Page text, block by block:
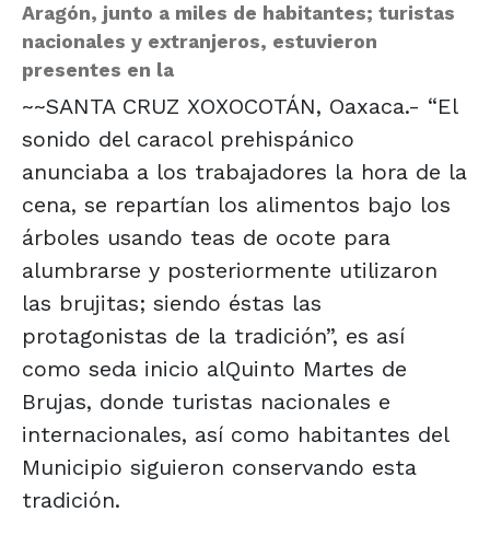
Aragón, junto a miles de habitantes; turistas
nacionales y extranjeros, estuvieron
presentes en la
~~SANTA CRUZ XOXOCOTÁN, Oaxaca.- “El
sonido del caracol prehispánico
anunciaba a los trabajadores la hora de la
cena, se repartían los alimentos bajo los
árboles usando teas de ocote para
alumbrarse y posteriormente utilizaron
las brujitas; siendo éstas las
protagonistas de la tradición”, es así
como seda inicio alQuinto Martes de
Brujas, donde turistas nacionales e
internacionales, así como habitantes del
Municipio siguieron conservando esta
tradición.